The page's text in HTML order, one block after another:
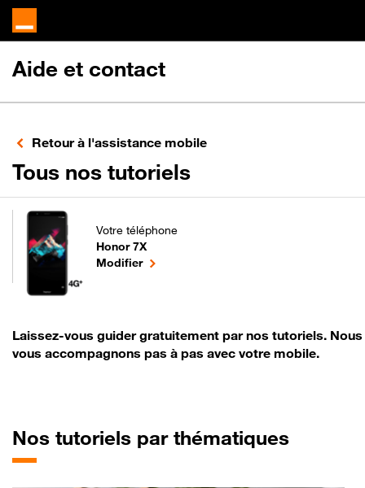
Aide et contact
Retour à l'assistance mobile
Tous nos tutorielspour votre Honor
Laissez-vous guider gratuitement par nos tutoriels. Nous
vous accompagnons pas à pas avec votre mobile.
Votre téléphone
Honor 7X
pour votre Honor 7X ou
Modifierle téléphone sélectionné
Nos tutoriels par thématiquespour